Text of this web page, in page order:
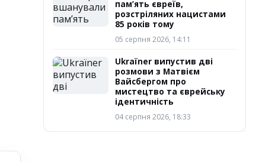
пам’ять євреїв,
розстріляних нацистами
85 років тому
05 серпня 2026, 14:11
Ukraїner випустив дві
розмови з Матвієм
Вайсбергом про
мистецтво та єврейську
ідентичність
04 серпня 2026, 18:33